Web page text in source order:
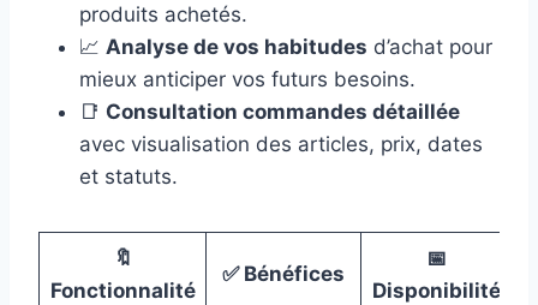
produits achetés.
📈 Analyse de vos habitudes d’achat pour
mieux anticiper vos futurs besoins.
📑 Consultation commandes détaillée
avec visualisation des articles, prix, dates
et statuts.
🔖
Fonctionnalité
✅ Bénéfices
📅
Disponibilité